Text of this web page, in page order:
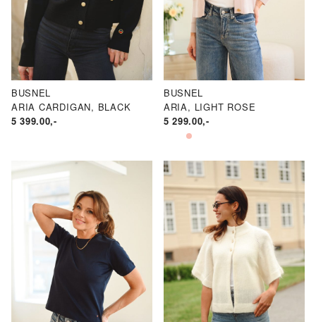
BUSNEL
ARIA CARDIGAN, BLACK
5 399.00,-
BUSNEL
ARIA, LIGHT ROSE
5 299.00,-